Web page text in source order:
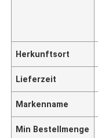
Herkunftsort
Lieferzeit
Markenname
Min Bestellmenge